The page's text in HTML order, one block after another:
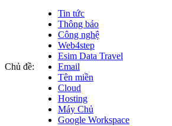
Chủ đề:
Tin tức
Thông báo
Công nghệ
Web4step
Esim Data Travel
Email
Tên miền
Cloud
Hosting
Máy Chủ
Google Workspace